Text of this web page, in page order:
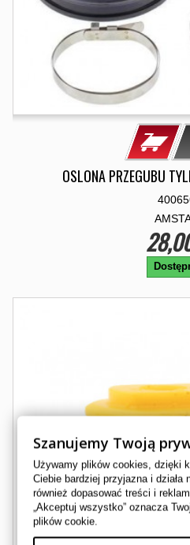
OSLONA PRZEGUBU
Szanujemy Twoją
Używamy plików cookies, dzięki
Ciebie bardziej przyjazna i działa
również dopasować treści i
„Akceptuj wszystko” oznacza
plików cookie.